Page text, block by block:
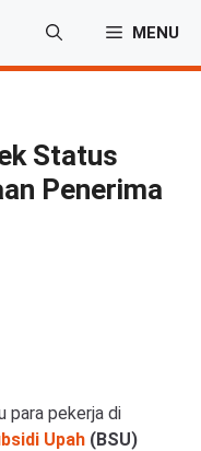
MENU
Status
Penerima
para pekerja di
Upah (BSU)